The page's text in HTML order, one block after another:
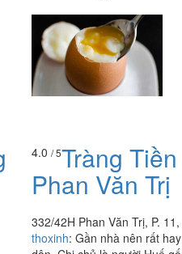
4.0 / 5Tràng
Phan Văn Trị
332/42H Phan Văn Trị, P.
thoxinh: Gần nhà nên rất